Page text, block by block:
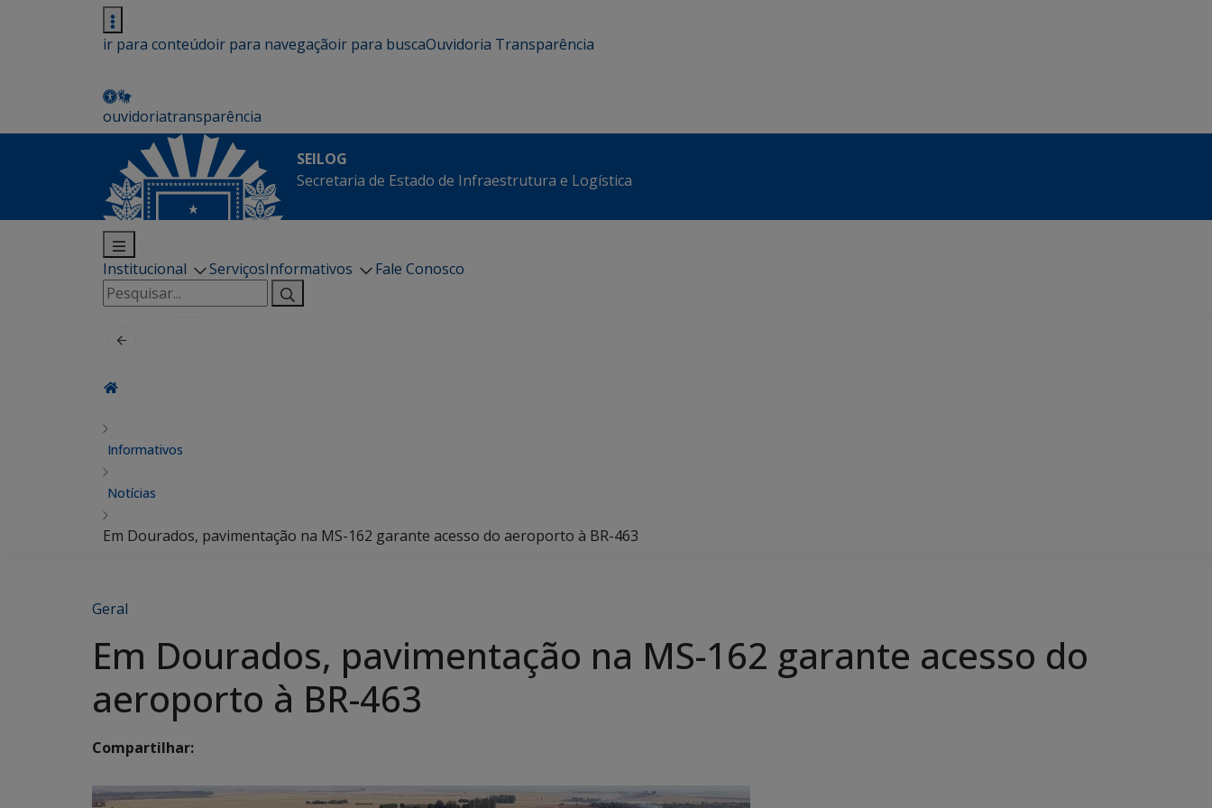
ir para conteúdoir para navegaçãoir para buscaOuvidoria Transparência
ouvidoriatransparência
SEILOG
Secretaria de Estado de Infraestrutura e Logística
Institucional ServiçosInformativos
Fale Conosco
Pesquisar
por:
Informativos
Notícias
Em Dourados, pavimentação na MS-162 garante acesso do aeroporto à BR-463
Geral
Em Dourados, pavimentação na MS-162 garante acesso do
aeroporto à BR-463
Compartilhar: